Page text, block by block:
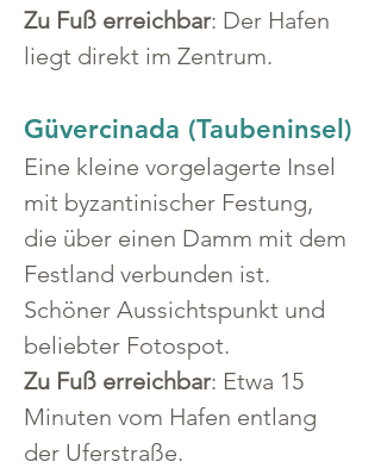
Zu Fuß erreichbar: Der Hafen
liegt direkt im Zentrum.
Güvercinada (Taubeninsel)
Eine kleine vorgelagerte Insel
mit byzantinischer Festung,
die über einen Damm mit dem
Festland verbunden ist.
Schöner Aussichtspunkt und
beliebter Fotospot.
Zu Fuß erreichbar: Etwa 15
Minuten vom Hafen entlang
der Uferstraße.